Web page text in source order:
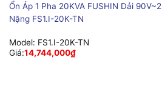
Ổn Áp 1 Pha 20KVA FUSHIN Dải
Nặng FS1.I-20K-TN
Model: FS1.I-20K-TN
Giá:14,744,000₫